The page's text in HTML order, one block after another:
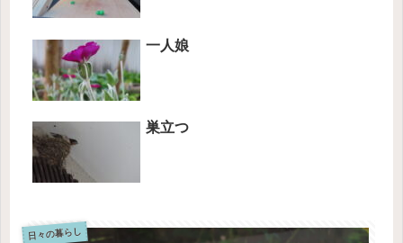
一人娘
巣立つ
日々の暮らし